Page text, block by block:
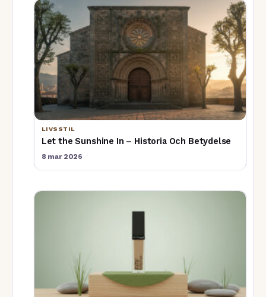
LIVSSTIL
Let the Sunshine In – Historia Och Betydelse
8 mar 2026